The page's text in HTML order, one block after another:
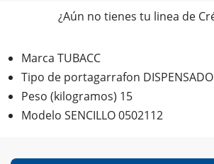
¿Aún no tienes tu linea de
Marca TUBACC
Tipo de portagarrafon
Peso (kilogramos) 15
Modelo SENCILLO 0502112